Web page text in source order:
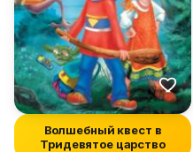
Волшебный квест в
Тридевятое царство